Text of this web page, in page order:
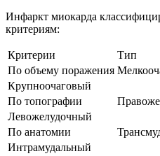
Инфаркт миокарда
критериям:
Критерии
Тип
По объему поражения
Крупноочаговый
По топографии
Левожелудочный
По анатомии
Интрамудальный